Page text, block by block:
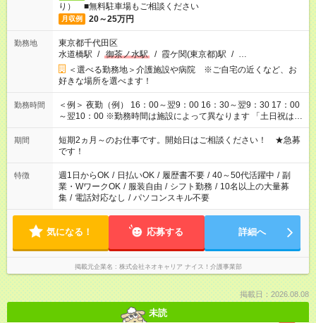
り） ■無料駐車場もご相談ください
月収例 20～25万円
勤務地
東京都千代田区
水道橋駅 / 御茶ノ水駅 / 霞ケ関(東京都)駅 / …
＜選べる勤務地＞介護施設や病院 ※ご自宅の近くなど、お
好きな場所を選べます！
勤務時間
＜例＞ 夜勤（例） 16：00～翌9：00 16：30～翌9：30 17：00
～翌10：00 ※勤務時間は施設によって異なります 「土日祝は休
みたい」 「しっかり稼ぎたい」 「もう少し遅い時間から始めた
い」など ご希望にあったお仕事をご案内いたします。 ※未経験
の方の場合は1～2ヶ月間は日中での仕事を経験いただき、 お
仕事に慣れてからの夜勤になります。 ★家庭の都合でお休みが
必要な場合も遠慮なくご相談ください。
期間
短期2ヵ月～のお仕事です。開始日はご相談ください！ ★急募
です！
特徴 週1日からOK / 日払いOK / 履歴書不要 / 40～50代活躍中 / 副
業・WワークOK / 服装自由 / シフト勤務 / 10名以上の大量募
集 / 電話対応なし / パソコンスキル不要
気になる！ 応募する 詳細へ
掲載元企業名 株式会社ネオキャリア ナイス！介護事業部
掲載日：2026.08.08
未読